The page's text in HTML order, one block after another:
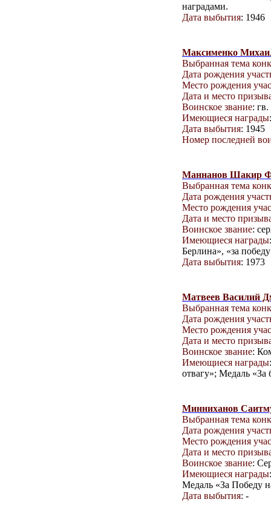
наградами.
Дата выбытия: 1946
Максименко
Выбранная тема
Дата рождения
Место рождения
Дата и место
Воинское звание:
Имеющиеся награды
Дата выбытия: 1945
Номер последней
Маннанов Шакир
Выбранная тема
Дата рождения
Место рождения
Дата и место
Воинское звание:
Имеющиеся награды
Берлина», «за
Дата выбытия: 1973
Матвеев Василий
Выбранная тема
Дата рождения
Место рождения
Дата и место
Воинское звание:
Имеющиеся награды
отвагу»; Медаль «За
Минниханов
Выбранная тема
Дата рождения
Место рождения
Дата и место
Воинское звание:
Имеющиеся награды
Медаль «За Победу
Дата выбытия: -